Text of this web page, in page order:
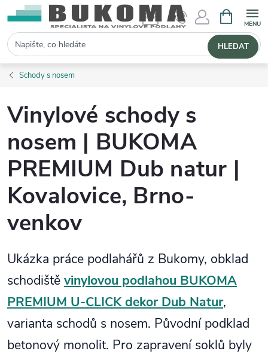
Hledat HLEDAT
Schody s nosem
Vinylové schody s
nosem | BUKOMA
PREMIUM Dub natur |
Kovalovice, Brno-
venkov
Ukázka práce podlahářů z Bukomy, obklad
schodiště vinylovou podlahou BUKOMA
PREMIUM U-CLICK dekor Dub Natur,
varianta schodů s nosem. Původní podklad
betonový monolit. Pro zapravení soklů byly